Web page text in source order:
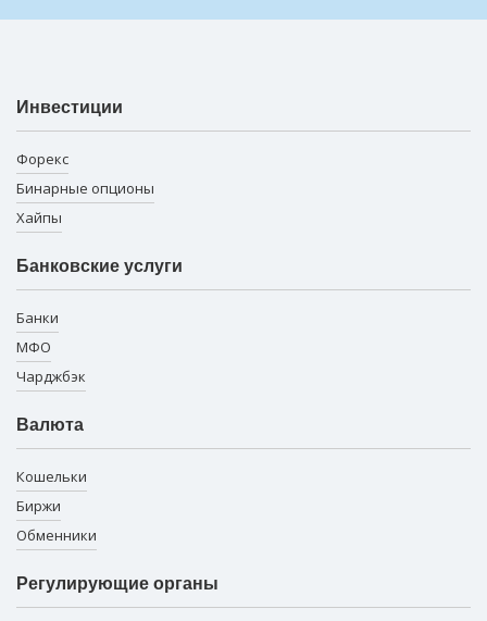
Инвестиции
Форекс
Бинарные опционы
Хайпы
Банковские услуги
Банки
МФО
Чарджбэк
Валюта
Кошельки
Биржи
Обменники
Регулирующие органы